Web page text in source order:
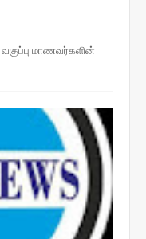
வகுப்பு மாணவர்களின்